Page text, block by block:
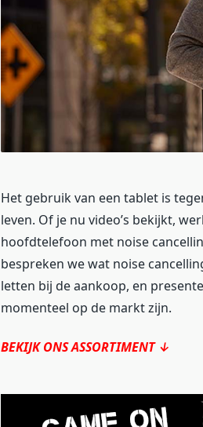
Het gebruik van een tablet is
leven. Of je nu video’s bekijkt,
hoofdtelefoon met noise
bespreken we wat noise
letten bij de aankoop, en
momenteel op de markt zijn.
BEKIJK ONS ASSORTIMENT ↓